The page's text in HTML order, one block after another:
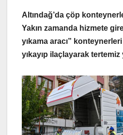
Altındağ’da çöp
Yakın zamanda hizmete
yıkama aracı”
yıkayıp ilaçlayarak tertemiz